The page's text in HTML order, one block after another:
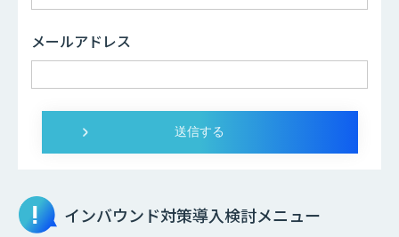
メールアドレス
インバウンド対策導入検討メニュー